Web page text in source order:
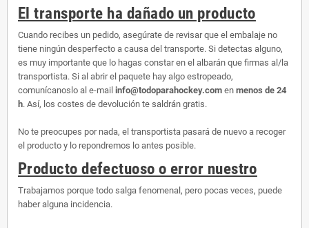
El transporte ha dañado un producto
Cuando recibes un pedido, asegúrate de revisar que el embalaje no
tiene ningún desperfecto a causa del transporte. Si detectas alguno,
es muy importante que lo hagas constar en el albarán que firmas al/la
transportista. Si al abrir el paquete hay algo estropeado,
comunícanoslo al e-mail info@todoparahockey.com en menos de 24
h. Así, los costes de devolución te saldrán gratis.
No te preocupes por nada, el transportista pasará de nuevo a recoger
el producto y lo repondremos lo antes posible.
Producto defectuoso o error nuestro
Trabajamos porque todo salga fenomenal, pero pocas veces, puede
haber alguna incidencia.